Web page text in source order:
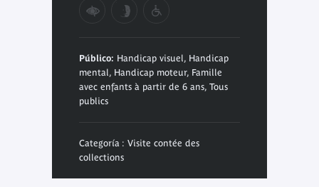
Público: Handicap visuel, Handicap
mental, Handicap moteur, Famille
avec enfants à partir de 6 ans, Tous
publics
Categoría : Visite contée des
collections